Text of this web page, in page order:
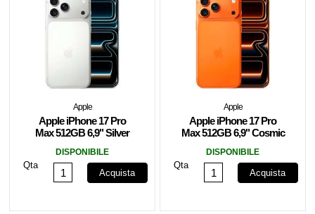
Apple
Apple iPhone 17 Pro
Max 512GB 6,9" Silver
DISPONIBILE
Qta
Acquista
Apple
Apple iPhone 17 Pro
Max 512GB 6,9" Cosmic
DISPONIBILE
Qta
Acquista